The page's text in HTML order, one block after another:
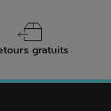
gratuits